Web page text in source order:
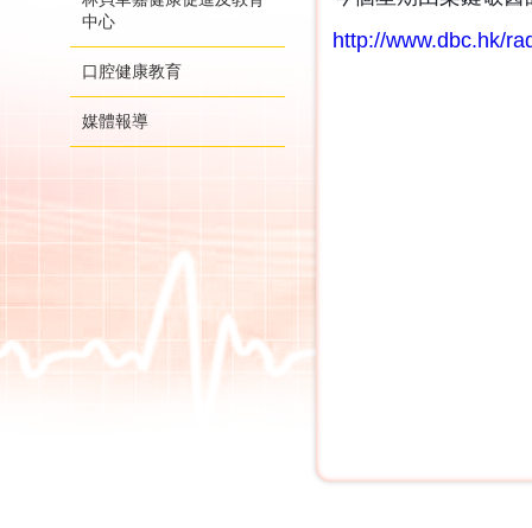
中心
口腔健康教育
媒體報導
http://www.dbc.hk/